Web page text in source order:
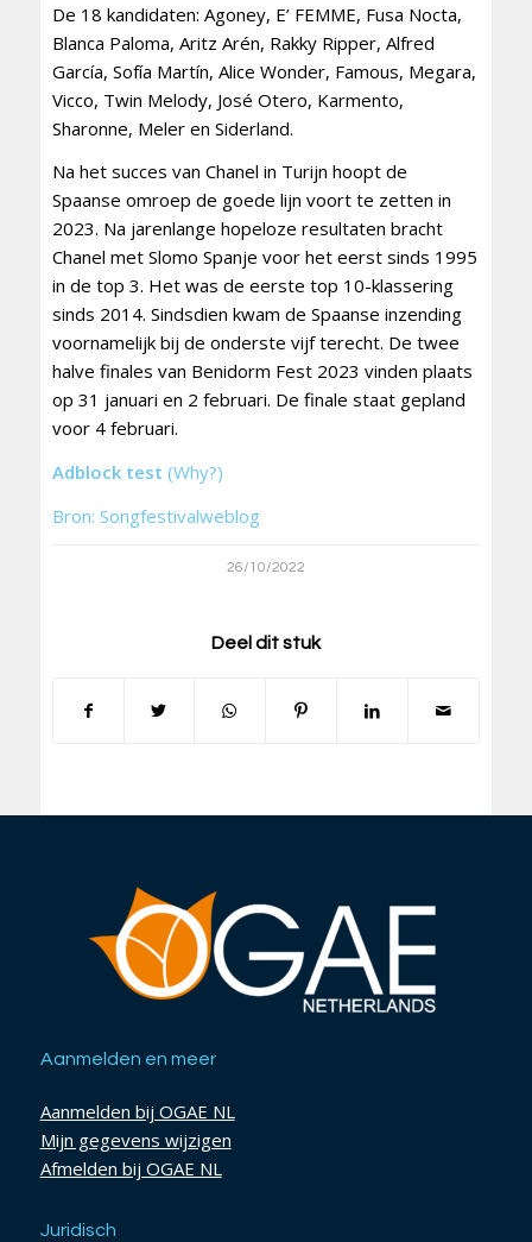
De 18 kandidaten: Agoney, E’ FEMME, Fusa Nocta,
Blanca Paloma, Aritz Arén, Rakky Ripper, Alfred
García, Sofía Martín, Alice Wonder, Famous, Megara,
Vicco, Twin Melody, José Otero, Karmento,
Sharonne, Meler en Siderland.
Na het succes van Chanel in Turijn hoopt de
Spaanse omroep de goede lijn voort te zetten in
2023. Na jarenlange hopeloze resultaten bracht
Chanel met Slomo Spanje voor het eerst sinds 1995
in de top 3. Het was de eerste top 10-klassering
sinds 2014. Sindsdien kwam de Spaanse inzending
voornamelijk bij de onderste vijf terecht. De twee
halve finales van Benidorm Fest 2023 vinden plaats
op 31 januari en 2 februari. De finale staat gepland
voor 4 februari.
Adblock test (Why?)
Bron: Songfestivalweblog
26/10/2022
Deel dit stuk
Aanmelden en meer
Aanmelden bij OGAE NL
Mijn gegevens wijzigen
Afmelden bij OGAE NL
Juridisch